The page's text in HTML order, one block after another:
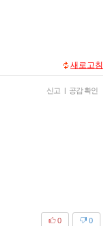
새로고침
신고 | 공감 확인
0
0